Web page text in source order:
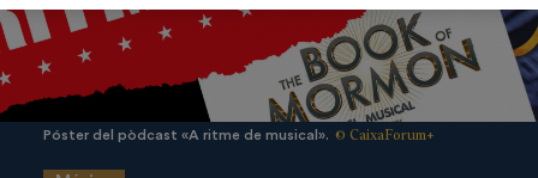
Póster del pòdcast «A ritme de musical». © CaixaForum+